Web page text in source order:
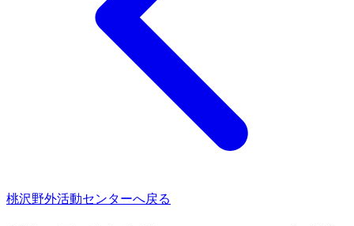
桃沢野外活動センターへ戻る